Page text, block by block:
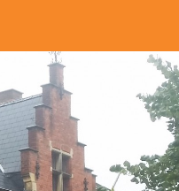
LIJST